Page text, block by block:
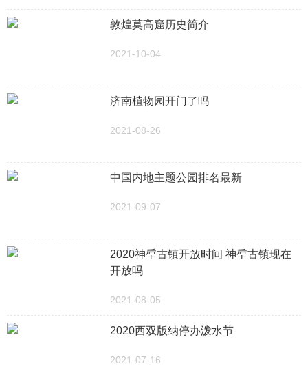
敦煌莫高窟历史简介
2021-10-04
济南植物园开门了吗
2021-08-26
中国内地主题公园排名最新
2021-09-07
2020神垕古镇开放时间 神垕古镇现在
开放吗
2021-08-05
2020西双版纳停办泼水节
2021-07-16